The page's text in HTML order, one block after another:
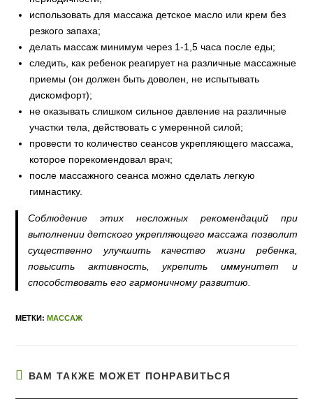
использовать для массажа детское масло или крем без
резкого запаха;
делать массаж минимум через 1-1,5 часа после еды;
следить, как ребенок реагирует на различные массажные
приемы (он должен быть доволен, не испытывать
дискомфорт);
не оказывать слишком сильное давление на различные
участки тела, действовать с умеренной силой;
провести то количество сеансов укрепляющего массажа,
которое порекомендовал врач;
после массажного сеанса можно сделать легкую
гимнастику.
Соблюдение этих несложных рекомендаций при
выполнении детского укрепляющего массажа позволит
существенно улучшить качество жизни ребенка,
повысить активность, укрепить иммунитет и
способствовать его гармоничному развитию.
МЕТКИ: МАССАЖ
ВАМ ТАКЖЕ МОЖЕТ ПОНРАВИТЬСЯ